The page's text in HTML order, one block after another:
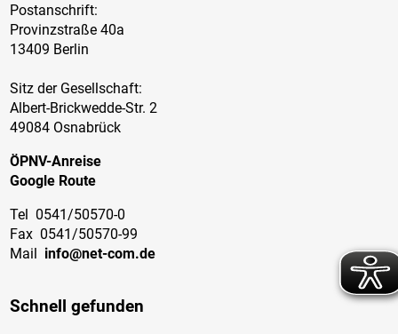
Postanschrift:
Provinzstraße 40a
13409 Berlin
Sitz der Gesellschaft:
Albert-Brickwedde-Str. 2
49084 Osnabrück
ÖPNV-Anreise
Google Route
Tel 0541/50570-0
Fax 0541/50570-99
Mail info@net-com.de
Schnell gefunden